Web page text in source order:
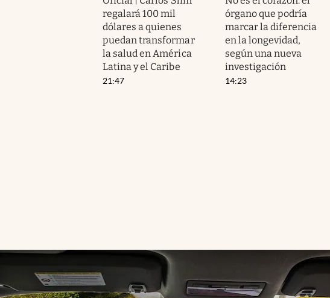
regalará 100 mil
dólares a quienes
puedan transformar
la salud en América
Latina y el Caribe
21:47
órgano que podría
marcar la diferencia
en la longevidad,
según una nueva
investigación
14:23